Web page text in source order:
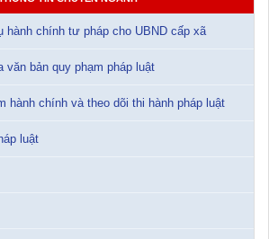
khai công tác tư pháp năm 2026
cá nhân
hiện hiệu quả Kế hoạch phòng, chống
hành chính tư pháp cho UBND cấp xã
văn bản quy phạm pháp luật
hành chính và theo dõi thi hành pháp luật
luật